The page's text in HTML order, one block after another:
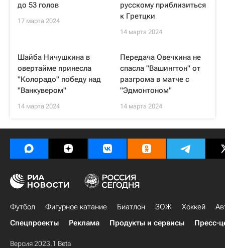
до 53 голов
17 марта 2024
русскому приблизиться
к Гретцки
14 марта 2024
Шайба Ничушкина в
овертайме принесла
"Колорадо" победу над
"Ванкувером"
14 марта 2024
Передача Овечкина не
спасла "Вашингтон" от
разгрома в матче с
"Эдмонтоном"
14 марта 2024
Футбол Фигурное катание Биатлон ЗОЖ Хоккей
Спецпроекты
Реклама Продукты и сервисы Пресс-
Версия 2023.1 Beta